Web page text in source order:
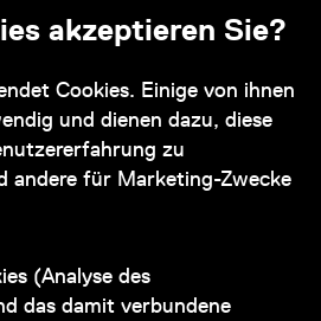
akzeptieren Sie?
Cookies. Einige von ihnen
und dienen dazu, diese
zu
andere für Marketing-Zwecke
(Analyse des
das damit verbundene
des Museums
Verfügung: